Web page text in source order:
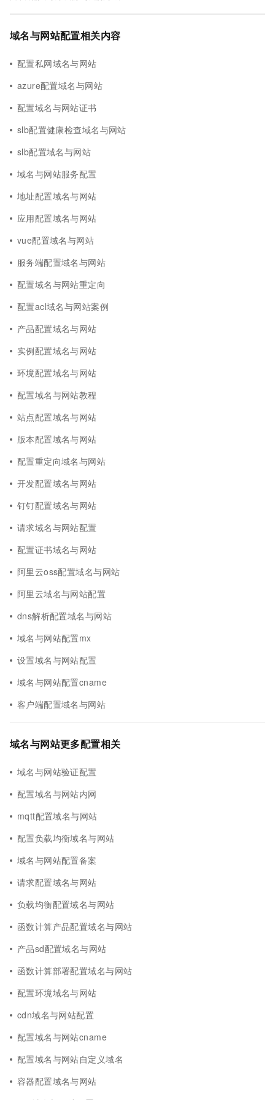
域名与网站配置相关内容
配置私网域名与网站
azure配置域名与网站
配置域名与网站证书
slb配置健康检查域名与网站
slb配置域名与网站
域名与网站服务配置
地址配置域名与网站
应用配置域名与网站
vue配置域名与网站
服务端配置域名与网站
配置域名与网站重定向
配置acl域名与网站案例
产品配置域名与网站
实例配置域名与网站
环境配置域名与网站
配置域名与网站教程
站点配置域名与网站
版本配置域名与网站
配置重定向域名与网站
开发配置域名与网站
钉钉配置域名与网站
请求域名与网站配置
配置证书域名与网站
阿里云oss配置域名与网站
阿里云域名与网站配置
dns解析配置域名与网站
域名与网站配置mx
设置域名与网站配置
域名与网站配置cname
客户端配置域名与网站
域名与网站更多配置相关
域名与网站验证配置
配置域名与网站内网
mqtt配置域名与网站
配置负载均衡域名与网站
域名与网站配置备案
请求配置域名与网站
负载均衡配置域名与网站
函数计算产品配置域名与网站
产品sd配置域名与网站
函数计算部署配置域名与网站
配置环境域名与网站
cdn域名与网站配置
配置域名与网站cname
配置域名与网站自定义域名
容器配置域名与网站